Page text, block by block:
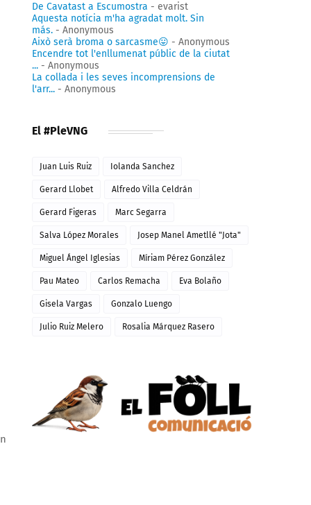
De Cavatast a Escumostra - evarist
Aquesta notícia m'ha agradat molt. Sin
más. - Anonymous
Això serà broma o sarcasme😛 - Anonymous
Encendre tot l'enllumenat públic de la ciutat
... - Anonymous
La collada i les seves incomprensions de
l'arr... - Anonymous
El #PleVNG
Juan Luis Ruiz Iolanda Sanchez
Gerard Llobet Alfredo Villa Celdrán
Gerard Figeras Marc Segarra
Salva López Morales Josep Manel Ametllé "Jota"
Miguel Ángel Iglesias Míriam Pérez González
Pau Mateo Carlos Remacha Eva Bolaño
Gisela Vargas Gonzalo Luengo
Julio Ruiz Melero Rosalia Márquez Rasero